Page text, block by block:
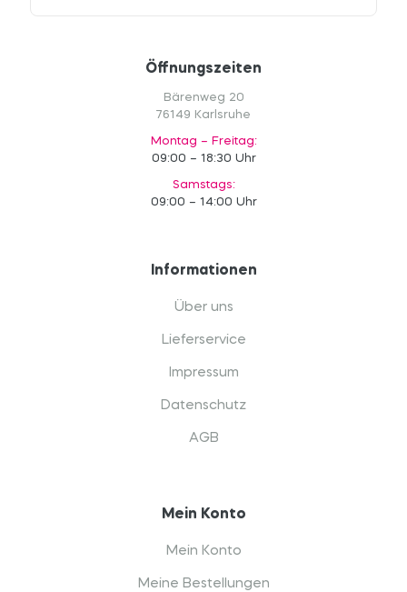
Öffnungszeiten
Bärenweg 20
76149 Karlsruhe
Montag – Freitag:
09:00 – 18:30 Uhr
Samstags:
09:00 – 14:00 Uhr
Informationen
Über uns
Lieferservice
Impressum
Datenschutz
AGB
Mein Konto
Mein Konto
Meine Bestellungen